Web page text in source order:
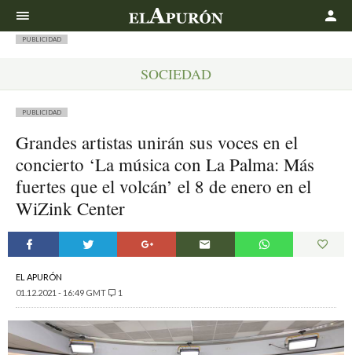
PUBLICIDAD
SOCIEDAD
PUBLICIDAD
Grandes artistas unirán sus voces en el
concierto ‘La música con La Palma: Más
fuertes que el volcán’ el 8 de enero en el
WiZink Center
EL APURÓN
01.12.2021 - 16:49 GMT
1